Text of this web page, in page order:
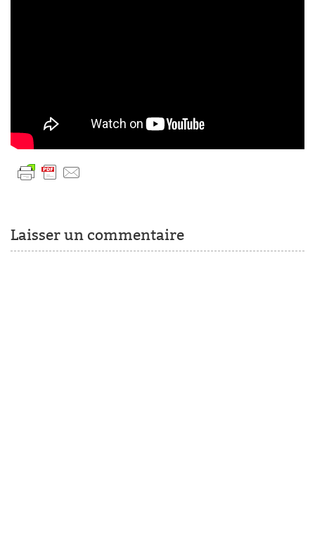
Laisser un commentaire